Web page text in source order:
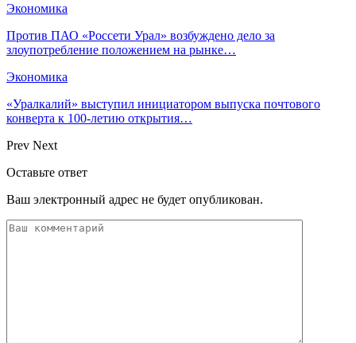
Экономика
Против ПАО «Россети Урал» возбуждено дело за
злоупотребление положением на рынке…
Экономика
«Уралкалий» выступил инициатором выпуска почтового
конверта к 100-летию открытия…
Prev Next
Оставьте ответ
Ваш электронный адрес не будет опубликован.